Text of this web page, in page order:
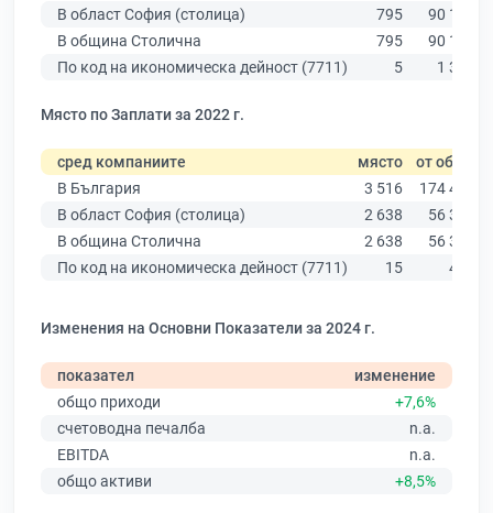
В област София (столица)
795
90 178
В община Столична
795
90 178
По код на икономическа дейност (7711)
5 1 368
Място по Заплати за 2022 г.
сред компаниите място от общо
В България
3 516
174 403
В област София (столица)
2 638
56 378
В община Столична
2 638
56 378
По код на икономическа дейност (7711)
15 448
Изменения на Основни Показатели за 2024 г.
показател
изменение
общо приходи
+7,6%
счетоводна печалба
n.a.
EBITDA
n.a.
общо активи
+8,5%